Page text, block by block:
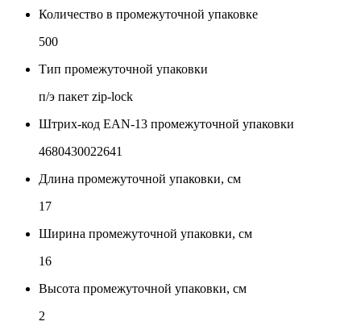
Количество в промежуточной упаковке
500
Тип промежуточной упаковки
п/э пакет zip-lock
Штрих-код EAN-13 промежуточной упаковки
4680430022641
Длина промежуточной упаковки, см
17
Ширина промежуточной упаковки, см
16
Высота промежуточной упаковки, см
2